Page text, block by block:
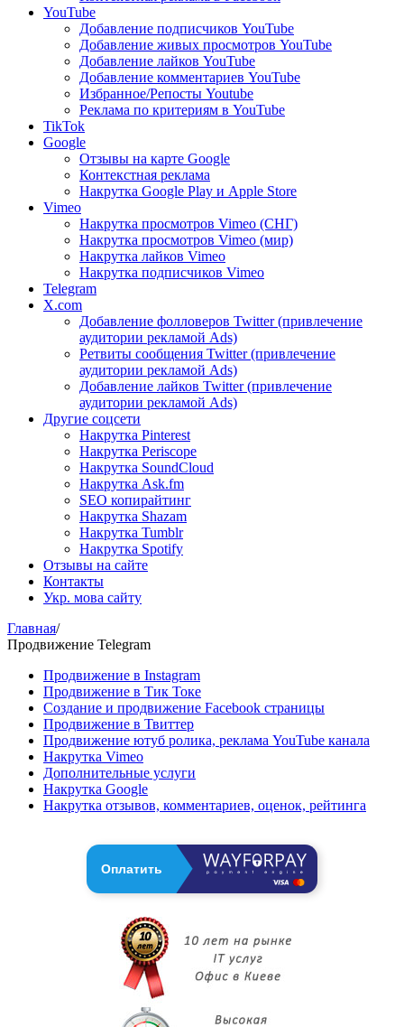
YouTube
Добавление подписчиков YouTube
Добавление живых просмотров YouTube
Добавление лайков YouTube
Добавление комментариев YouTube
Избранное/Репосты Youtube
Реклама по критериям в YouTube
TikTok
Google
Отзывы на карте Google
Контекстная реклама
Накрутка Google Play и Apple Store
Vimeo
Накрутка просмотров Vimeo (СНГ)
Накрутка просмотров Vimeo (мир)
Накрутка лайков Vimeo
Накрутка подписчиков Vimeo
Telegram
X.com
Добавление фолловеров Twitter (привлечение
аудитории рекламой Ads)
Ретвиты сообщения Twitter (привлечение
аудитории рекламой Ads)
Добавление лайков Twitter (привлечение
аудитории рекламой Ads)
Другие соцсети
Накрутка Pinterest
Накрутка Periscope
Накрутка SoundCloud
Накрутка Ask.fm
SEO копирайтинг
Накрутка Shazam
Накрутка Tumblr
Накрутка Spotify
Отзывы на сайте
Контакты
Укр. мова сайту
Главная/
Продвижение Telegram
Продвижение в Instagram
Продвижение в Тик Токе
Создание и продвижение Facebook страницы
Продвижение в Твиттер
Продвижение ютуб ролика, реклама YouTube канала
Накрутка Vimeo
Дополнительные услуги
Накрутка Google
Накрутка отзывов, комментариев, оценок, рейтинга
Оплатить